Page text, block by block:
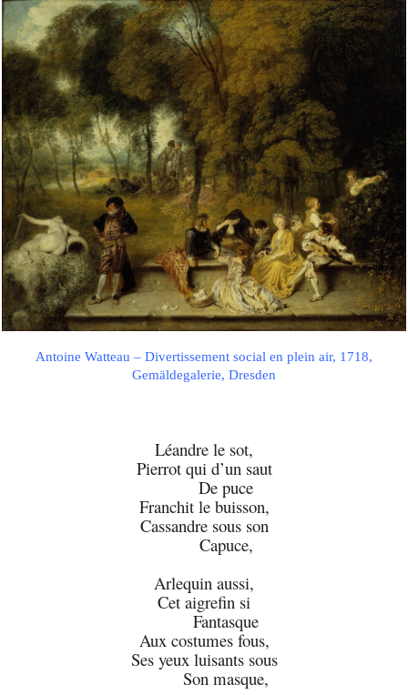
Antoine Watteau – Divertissement social en plein air, 1718,
Gemäldegalerie, Dresden
Léandre le sot,
Pierrot qui d’un saut
De puce
Franchit le buisson,
Cassandre sous son
Capuce,
Arlequin aussi,
Cet aigrefin si
Fantasque
Aux costumes fous,
Ses yeux luisants sous
Son masque,